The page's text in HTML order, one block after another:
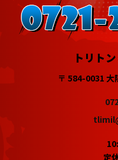
トリト
〒 584-0031
定